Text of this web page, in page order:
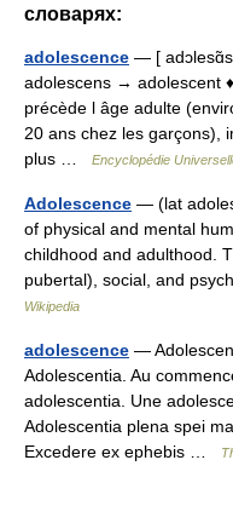
словарях:
adolescence — [ adɔlesɑ̃s
adolescens → adolescent
précède l âge adulte
20 ans chez les garçons),
plus …
Encyclopédie
Adolescence — (lat
of physical and mental
childhood and adulthood.
pubertal), social, and
Wikipedia
adolescence —
Adolescentia. Au
adolescentia. Une
Adolescentia plena spei
Excedere ex ephebis …